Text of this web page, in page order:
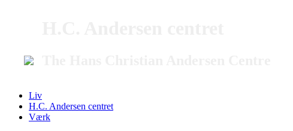
Liv
H.C. Andersen centret
Værk